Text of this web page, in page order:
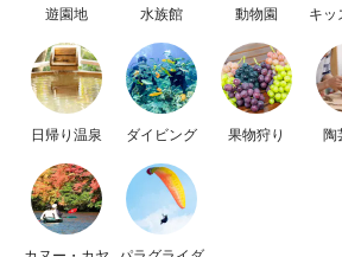
遊園地 水族館 動物園 キッ
日帰り温泉 ダイビング 果物狩り 陶